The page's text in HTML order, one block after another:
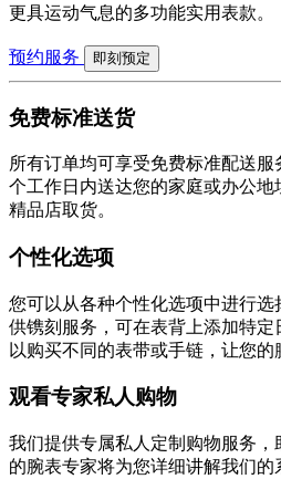
更具运动气息的多功能实用表款。
预约服务 即刻预定
免费标准送货
所有订单均可享受免费标准配送
个工作日内送达您的家庭或办公
精品店取货。
个性化选项
您可以从各种个性化选项中进行
供镌刻服务，可在表背上添加特
以购买不同的表带或手链，让您的
观看专家私人购物
我们提供专属私人定制购物服务
的腕表专家将为您详细讲解我们